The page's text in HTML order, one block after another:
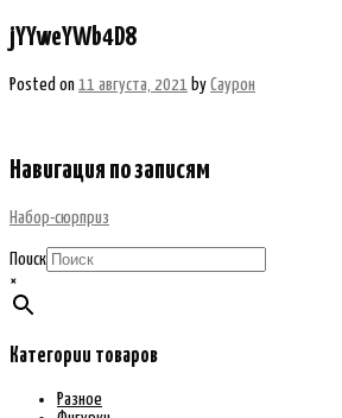
jYYweYWb4D8
Posted on 11 августа, 2021 by Саурон
Навигация по записям
Набор-сюрприз
Поиск
×
Категории товаров
Разное